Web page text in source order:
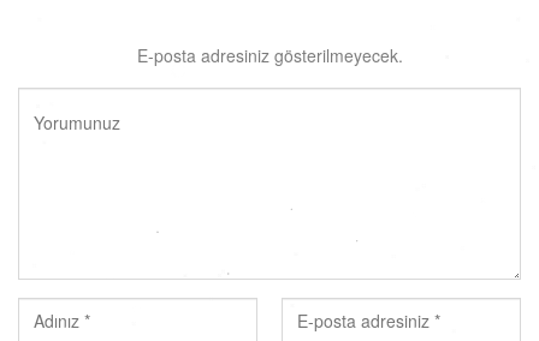
E-posta adresiniz gösterilmeyecek.